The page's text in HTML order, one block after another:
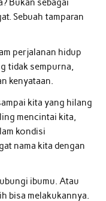
Bukan sebagai
Sebuah tamparan
perjalanan hidup
tidak sempurna,
kenyataan.
kita yang hilang
mencintai kita,
kondisi
nama kita dengan
ibumu. Atau
bisa melakukannya.